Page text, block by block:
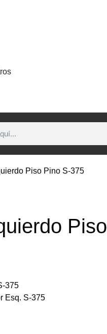
Piso Pino S-375
Piso
375
Esq. S-375